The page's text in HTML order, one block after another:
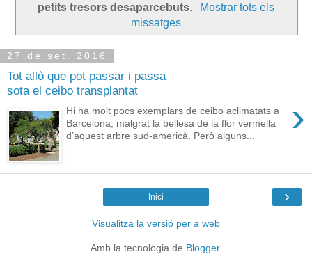
petits tresors desaparcebuts.
Mostrar tots els
missatges
27 de set. 2016
Tot allò que pot passar i passa
sota el ceibo transplantat
›
Hi ha molt pocs exemplars de ceibo aclimatats a
Barcelona, malgrat la bellesa de la flor vermella
d’aquest arbre sud-americà. Però alguns...
›
Inici
Visualitza la versió per a web
Amb la tecnologia de Blogger.